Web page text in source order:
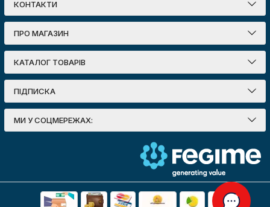
КОНТАКТИ
ПРО МАГАЗИН
КАТАЛОГ ТОВАРІВ
ПІДПИСКА
МИ У СОЦМЕРЕЖАХ: